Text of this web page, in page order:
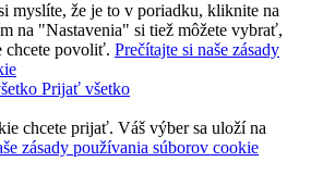
myslíte, že je to v poriadku, kliknite na
na "Nastavenia" si tiež môžete vybrať,
chcete povoliť. Prečítajte si naše zásady
Prijať všetko
chcete prijať. Váš výber sa uloží na
zásady používania súborov cookie